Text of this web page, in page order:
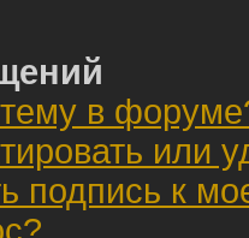
в
или
подпись к